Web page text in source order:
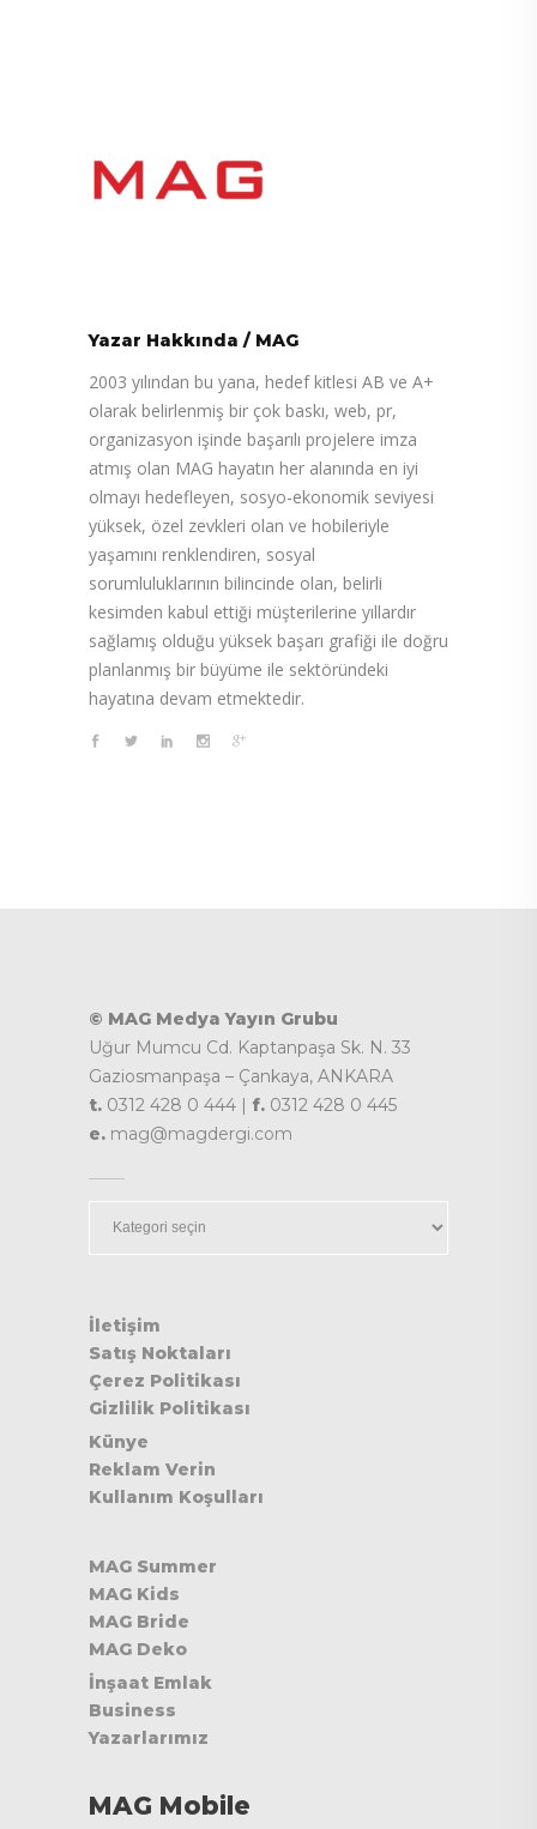
Yazar Hakkında / MAG
2003 yılından bu yana, hedef kitlesi AB ve A+
olarak belirlenmiş bir çok baskı, web, pr,
organizasyon işinde başarılı projelere imza
atmış olan MAG hayatın her alanında en iyi
olmayı hedefleyen, sosyo-ekonomik seviyesi
yüksek, özel zevkleri olan ve hobileriyle
yaşamını renklendiren, sosyal
sorumluluklarının bilincinde olan, belirli
kesimden kabul ettiği müşterilerine yıllardır
sağlamış olduğu yüksek başarı grafiği ile doğru
planlanmış bir büyüme ile sektöründeki
hayatına devam etmektedir.
© MAG Medya Yayın Grubu
Uğur Mumcu Cd. Kaptanpaşa Sk. N. 33
Gaziosmanpaşa – Çankaya, ANKARA
t. 0312 428 0 444 | f. 0312 428 0 445
e. mag@magdergi.com
İletişim
Satış Noktaları
Çerez Politikası
Gizlilik Politikası
Künye
Reklam Verin
Kullanım Koşulları
MAG Summer
MAG Kids
MAG Bride
MAG Deko
İnşaat Emlak
Business
Yazarlarımız
MAG Mobile